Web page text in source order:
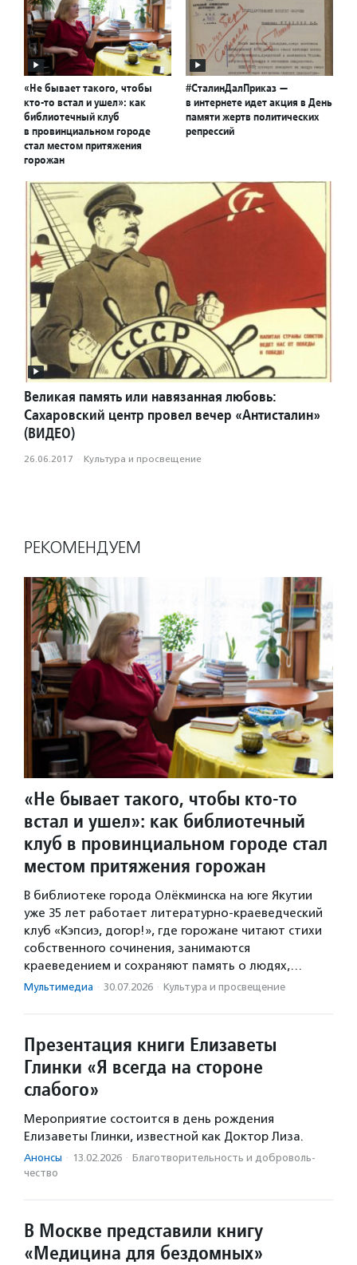
«Не бывает такого, чтобы
кто-то встал и ушел»: как
библиотечный клуб
в провинциальном городе
стал местом притяжения
горожан
#СталинДалПриказ —
в интернете идет акция в День
памяти жертв политических
репрессий
Великая память или навязанная любовь:
Сахаровский центр провел вечер «Антисталин»
(ВИДЕО)
26.06.2017 · Культура и просвещение
РЕКОМЕНДУЕМ
«Не бывает такого, чтобы кто-то
встал и ушел»: как библиотечный
клуб в провинциальном городе стал
местом притяжения горожан
В библиотеке города Олёкминска на юге Якутии
уже 35 лет работает литературно-краеведческий
клуб «Кэпсиэ, догор!», где горожане читают стихи
собственного сочинения, занимаются
краеведением и сохраняют память о людях,…
Мультимедиа · 30.07.2026 · Культура и просвещение
Презентация книги Елизаветы
Глинки «Я всегда на стороне
слабого»
Мероприятие состоится в день рождения
Елизаветы Глинки, известной как Доктор Лиза.
Анонсы · 13.02.2026 · Благотвори­тель­ность и доброволь­
чест­во
В Москве представили книгу
«Медицина для бездомных»